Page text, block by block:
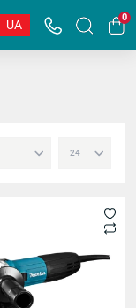
UA
0